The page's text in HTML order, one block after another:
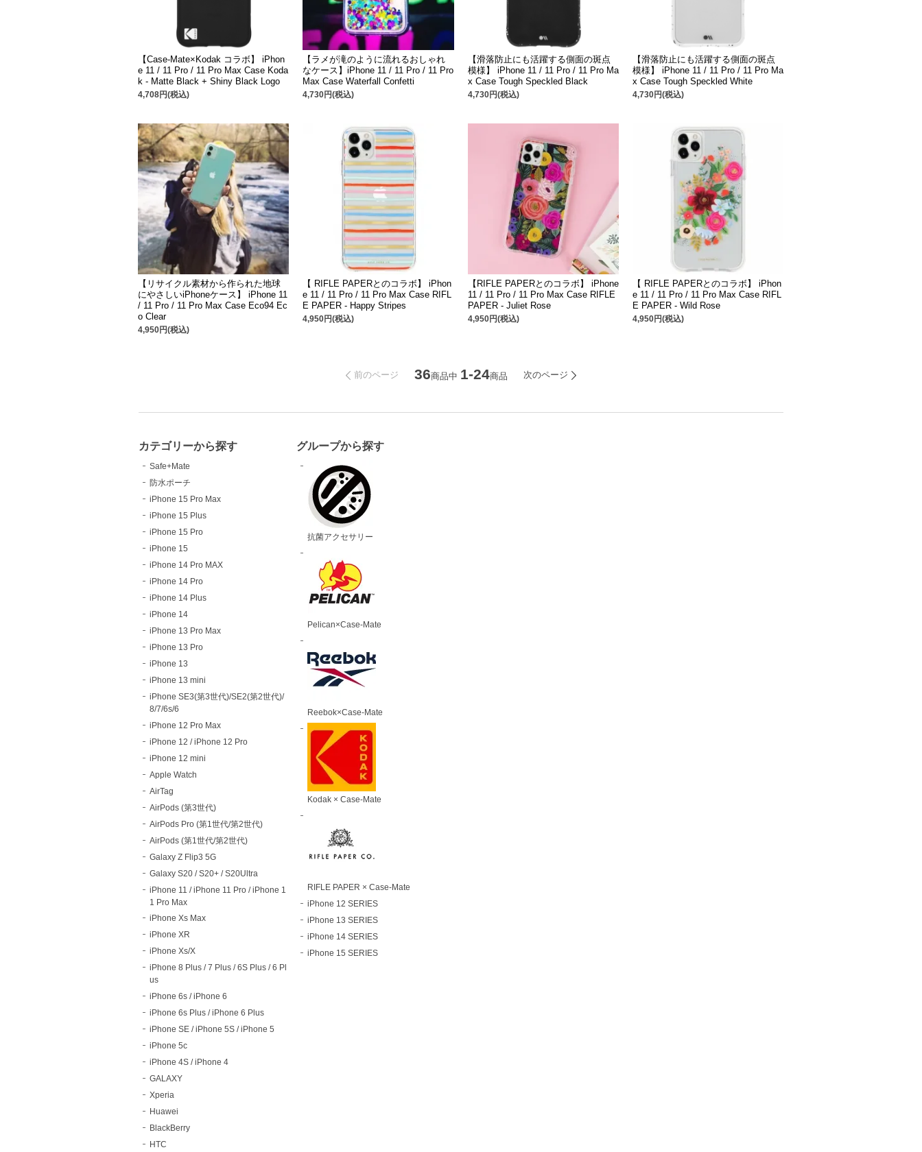
【Case-Mate×Kodak コラボ】 iPhon
e 11 / 11 Pro / 11 Pro Max Case Koda
k - Matte Black + Shiny Black Logo
4,708円(税込)
【ラメが滝のように流れるおしゃれ
なケース】iPhone 11 / 11 Pro / 11 Pro
Max Case Waterfall Confetti
4,730円(税込)
【滑落防止にも活躍する側面の斑点
模様】 iPhone 11 / 11 Pro / 11 Pro Ma
x Case Tough Speckled Black
4,730円(税込)
【滑落防止にも活躍する側面の斑点
模様】 iPhone 11 / 11 Pro / 11 Pro Ma
x Case Tough Speckled White
4,730円(税込)
【リサイクル素材から作られた地球
にやさしいiPhoneケース】 iPhone 11
/ 11 Pro / 11 Pro Max Case Eco94 Ec
o Clear
4,950円(税込)
【 RIFLE PAPERとのコラボ】 iPhon
e 11 / 11 Pro / 11 Pro Max Case RIFL
E PAPER - Happy Stripes
4,950円(税込)
【RIFLE PAPERとのコラボ】 iPhone
11 / 11 Pro / 11 Pro Max Case RIFLE
PAPER - Juliet Rose
4,950円(税込)
【 RIFLE PAPERとのコラボ】 iPhon
e 11 / 11 Pro / 11 Pro Max Case RIFL
E PAPER - Wild Rose
4,950円(税込)
前のページ 36商品中 1-24商品 次のページ
カテゴリーから探す
Safe+Mate
防水ポーチ
iPhone 15 Pro Max
iPhone 15 Plus
iPhone 15 Pro
iPhone 15
iPhone 14 Pro MAX
iPhone 14 Pro
iPhone 14 Plus
iPhone 14
iPhone 13 Pro Max
iPhone 13 Pro
iPhone 13
iPhone 13 mini
iPhone SE3(第3世代)/SE2(第2世代)/
8/7/6s/6
iPhone 12 Pro Max
iPhone 12 / iPhone 12 Pro
iPhone 12 mini
Apple Watch
AirTag
AirPods (第3世代)
AirPods Pro (第1世代/第2世代)
AirPods (第1世代/第2世代)
Galaxy Z Flip3 5G
Galaxy S20 / S20+ / S20Ultra
iPhone 11 / iPhone 11 Pro / iPhone 1
1 Pro Max
iPhone Xs Max
iPhone XR
iPhone Xs/X
iPhone 8 Plus / 7 Plus / 6S Plus / 6 Pl
us
iPhone 6s / iPhone 6
iPhone 6s Plus / iPhone 6 Plus
iPhone SE / iPhone 5S / iPhone 5
iPhone 5c
iPhone 4S / iPhone 4
GALAXY
Xperia
Huawei
BlackBerry
HTC
グループから探す
抗菌アクセサリー
Pelican×Case-Mate
Reebok×Case-Mate
Kodak × Case-Mate
RIFLE PAPER × Case-Mate
iPhone 12 SERIES
iPhone 13 SERIES
iPhone 14 SERIES
iPhone 15 SERIES